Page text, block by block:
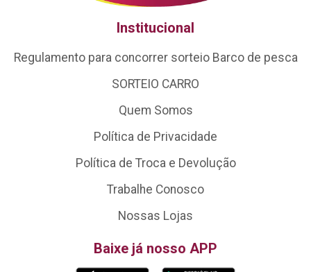
Institucional
Regulamento para concorrer sorteio Barco de pesca
SORTEIO CARRO
Quem Somos
Política de Privacidade
Política de Troca e Devolução
Trabalhe Conosco
Nossas Lojas
Baixe já nosso APP